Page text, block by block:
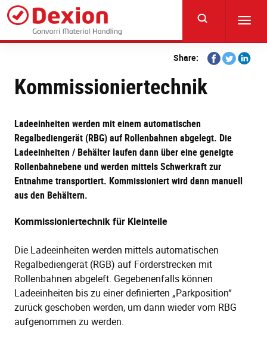
Skip
main
content
Share:
Share
on
Facebook
Share
on
Share
Kommissioniertechnik
Ladeeinheiten werden mit einem automatischen
Regalbediengerät (RBG) auf Rollenbahnen abgelegt. Die
Ladeeinheiten / Behälter laufen dann über eine geneigte
Rollenbahnebene und werden mittels Schwerkraft zur
Entnahme transportiert. Kommissioniert wird dann manuell
aus den Behältern.
Kommissioniertechnik für Kleinteile
Die Ladeeinheiten werden mittels automatischen
Regalbediengerät (RGB) auf Förderstrecken mit
Rollenbahnen abgeleft. Gegebenenfalls können
Ladeeinheiten bis zu einer definierten „Parkposition“
zurück geschoben werden, um dann wieder vom RBG
aufgenommen zu werden.